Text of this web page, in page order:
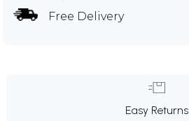
Free Delivery
Easy Returns